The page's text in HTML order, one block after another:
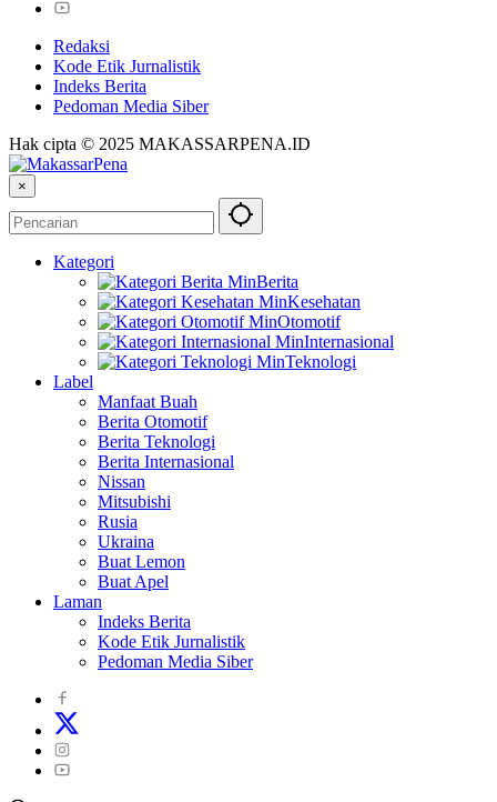
Redaksi
Kode Etik Jurnalistik
Indeks Berita
Pedoman Media Siber
Hak cipta © 2025 MAKASSARPENA.ID
×
Kategori
Berita
Kesehatan
Otomotif
Internasional
Teknologi
Label
Manfaat Buah
Berita Otomotif
Berita Teknologi
Berita Internasional
Nissan
Mitsubishi
Rusia
Ukraina
Buat Lemon
Buat Apel
Laman
Indeks Berita
Kode Etik Jurnalistik
Pedoman Media Siber